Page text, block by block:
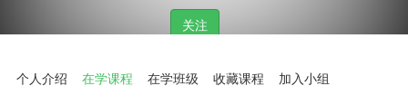
关注
个人介绍 在学课程 在学班级 收藏课程
加入小组